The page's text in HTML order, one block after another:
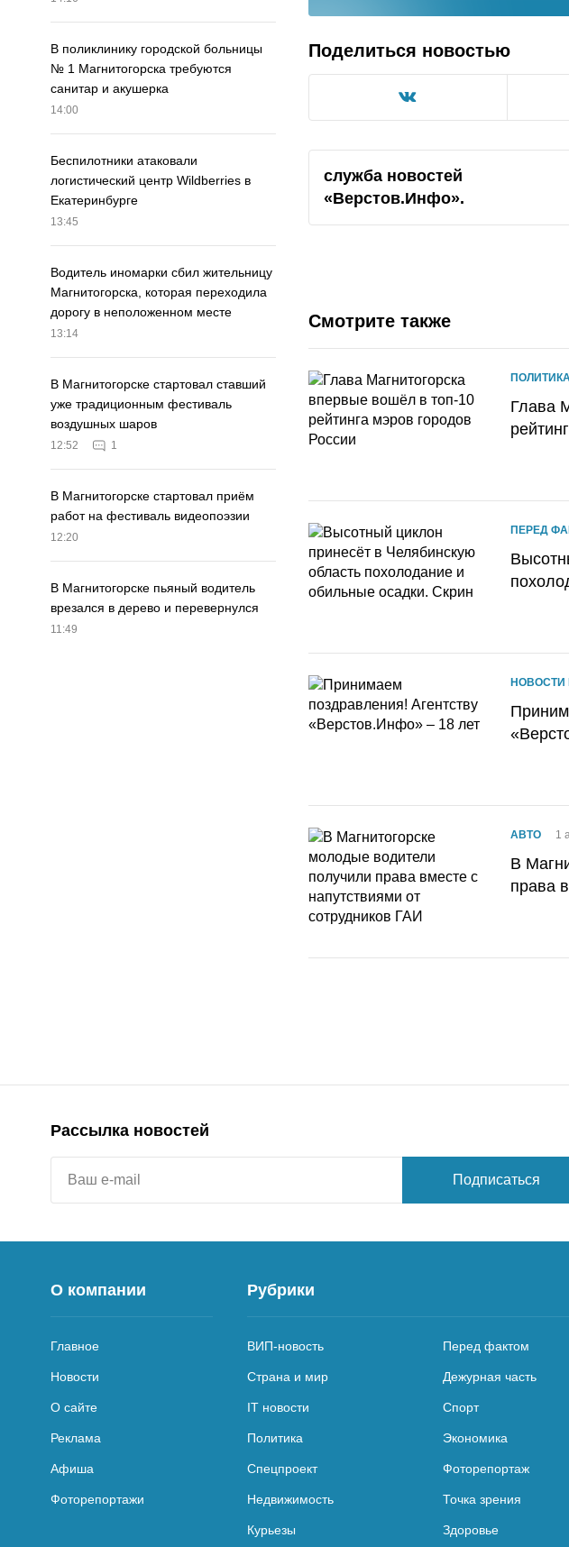
В поликлинику городской больницы
№ 1 Магнитогорска требуются
санитар и акушерка
14:00
Беспилотники атаковали
логистический центр Wildberries в
Екатеринбурге
13:45
Водитель иномарки сбил жительницу
Магнитогорска, которая переходила
дорогу в неположенном месте
13:14
В Магнитогорске стартовал ставший
уже традиционным фестиваль
воздушных шаров
12:52 1
В Магнитогорске стартовал приём
работ на фестиваль видеопоэзии
12:20
В Магнитогорске пьяный водитель
врезался в дерево и перевернулся
11:49
Поделиться новостью
служба новостей
«Верстов.Инфо».
Смотрите также
ПОЛИТИКА
Глава
ПЕРЕД
НОВОСТИ
АВТО 1
В
права
Рассылка новостей
Подписаться
О компании
Главное
Новости
О сайте
Реклама
Афиша
Фоторепортажи
Рубрики
ВИП-новость Перед фактом
Страна и мир Дежурная часть
IT новости Спорт
Политика Экономика
Спецпроект Фоторепортаж
Недвижимость Точка зрения
Курьезы Здоровье